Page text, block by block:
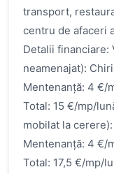
transport,
centru de afaceri
Detalii financiare:
neamenajat):
Mentenanță: 4 €/
Total: 15 €/mp/
mobilat la
Mentenanță: 4 €/
Total: 17,5 €/mp/